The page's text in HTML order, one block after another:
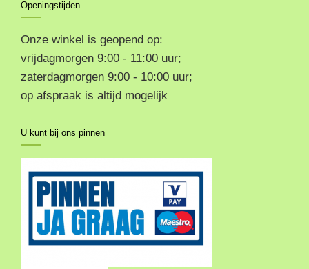
Openingstijden
Onze winkel is geopend op:
vrijdagmorgen 9:00 - 11:00 uur;
zaterdagmorgen 9:00 - 10:00 uur;
op afspraak is altijd mogelijk
U kunt bij ons pinnen